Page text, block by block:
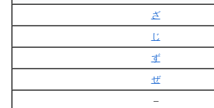
ざ
じ
ず
ぜ
–